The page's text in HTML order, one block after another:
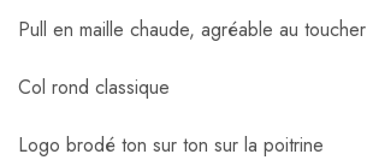
Pull en maille chaude, agréable au toucher
Col rond classique
Logo brodé ton sur ton sur la poitrine